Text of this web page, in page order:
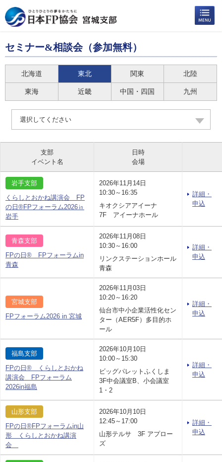
セミナー&相談会（参加無料）
北海道 東北 関東 北陸
東海 近畿 中国・四国 九州
選択してください
支部
イベント名
日時
会場
岩手支部
くらしとおかね講演会 FP
の日®FPフォーラム2026㏌
岩手
2026年11月14日
10:30～16:35
キオクシアアイーナ
7F アイーナホール
詳細・
申込
青森支部
FPの日® FPフォーラムin
青森
2026年11月08日
10:30～16:00
リンクステーションホール
青森
詳細・
申込
宮城支部
FPフォーラム2026 in 宮城
2026年11月03日
10:20～16:20
仙台市中小企業活性化セン
ター（AER5F）多目的ホ
ール
詳細・
申込
福島支部
FPの日® くらしとおかね
講演会 FPフォーラム
2026in福島
2026年10月10日
10:00～15:30
ビッグパレットふくしま
3F中会議室B、小会議室
1・2
詳細・
申込
山形支部
FPの日®FPフォーラムin山
形 くらしとおかね講演
会
2026年10月10日
12:45～17:00
山形テルサ 3F アプロー
ズ
詳細・
申込